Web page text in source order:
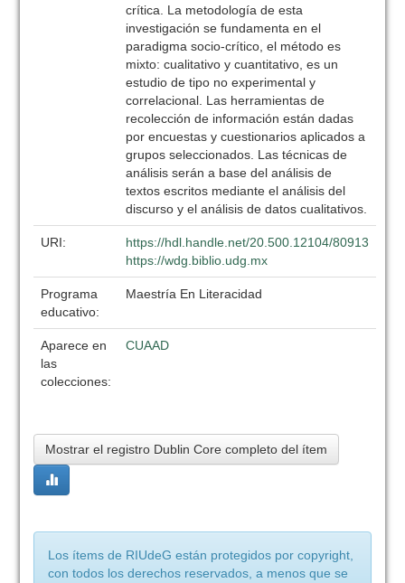
crítica. La metodología de esta
investigación se fundamenta en el
paradigma socio-crítico, el método es
mixto: cualitativo y cuantitativo, es un
estudio de tipo no experimental y
correlacional. Las herramientas de
recolección de información están dadas
por encuestas y cuestionarios aplicados a
grupos seleccionados. Las técnicas de
análisis serán a base del análisis de
textos escritos mediante el análisis del
discurso y el análisis de datos cualitativos.
URI:
https://hdl.handle.net/20.500.12104/80913
https://wdg.biblio.udg.mx
Programa
educativo:
Maestría En Literacidad
Aparece en
las
colecciones:
CUAAD
Mostrar el registro Dublin Core completo del ítem
Los ítems de RIUdeG están protegidos por copyright,
con todos los derechos reservados, a menos que se